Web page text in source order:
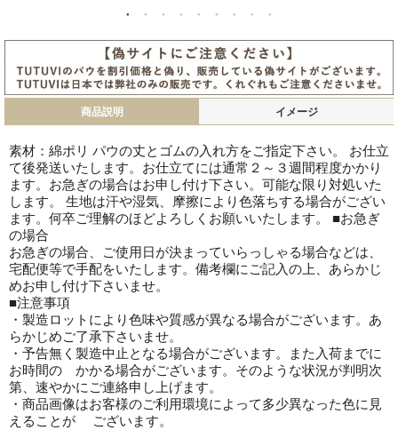
商品説明 イメージ
素材：綿ポリ パウの丈とゴムの入れ方をご指定下さい。 お仕立
て後発送いたします。お仕立てには通常２～３週間程度かかり
ます。お急ぎの場合はお申し付け下さい。可能な限り対処いた
します。 生地は汗や湿気、摩擦により色落ちする場合がござい
ます。何卒ご理解のほどよろしくお願いいたします。 ■お急ぎ
の場合
お急ぎの場合、ご使用日が決まっていらっしゃる場合などは、
宅配便等で手配をいたします。備考欄にご記入の上、あらかじ
めお申し付け下さいませ。
■注意事項
・製造ロットにより色味や質感が異なる場合がございます。あ
らかじめご了承下さいませ。
・予告無く製造中止となる場合がございます。また入荷までに
お時間の かかる場合がございます。そのような状況が判明次
第、速やかにご連絡申し上げます。
・商品画像はお客様のご利用環境によって多少異なった色に見
えることが ございます。